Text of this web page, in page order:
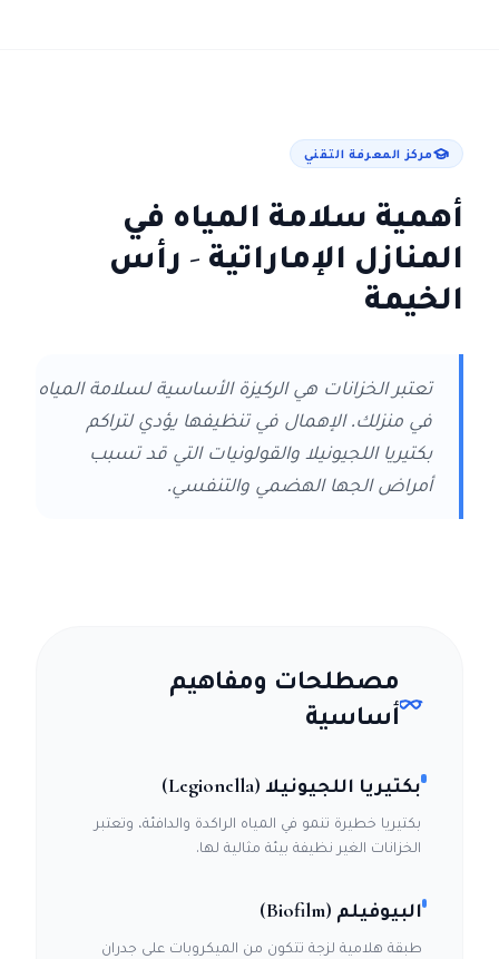
مركز المعرفة التقني
أهمية سلامة المياه في
المنازل الإماراتية - رأس
الخيمة
تعتبر الخزانات هي الركيزة الأساسية لسلامة المياه
في منزلك. الإهمال في تنظيفها يؤدي لتراكم
بكتيريا اللجيونيلا والقولونيات التي قد تسبب
أمراض الجها الهضمي والتنفسي.
مصطلحات ومفاهيم
أساسية
بكتيريا اللجيونيلا (Legionella)
بكتيريا خطيرة تنمو في المياه الراكدة والدافئة، وتعتبر
الخزانات الغير نظيفة بيئة مثالية لها.
البيوفيلم (Biofilm)
طبقة هلامية لزجة تتكون من الميكروبات على جدران